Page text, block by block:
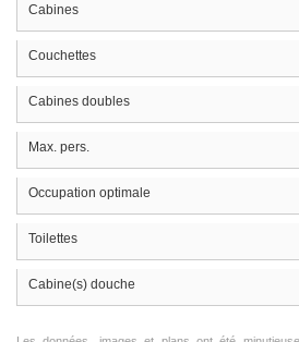
Cabines
Couchettes
Cabines doubles
Max. pers.
Occupation optimale
Toilettes
Cabine(s) douche